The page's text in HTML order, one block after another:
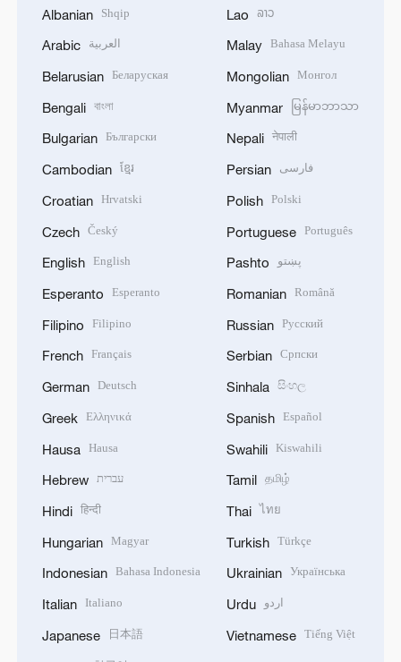
Albanian Shqip
Arabic العربية
Belarusian Беларуская
Bengali বাংলা
Bulgarian Български
Cambodian ខ្មែរ
Croatian Hrvatski
Czech Český
English English
Esperanto Esperanto
Filipino Filipino
French Français
German Deutsch
Greek Ελληνικά
Hausa Hausa
Hebrew עברית
Hindi हिन्दी
Hungarian Magyar
Indonesian Bahasa Indonesia
Italian Italiano
Japanese 日本語
Lao ລາວ
Malay Bahasa Melayu
Mongolian Монгол
Myanmar မြန်မာဘာသာ
Nepali नेपाली
Persian فارسی
Polish Polski
Portuguese Português
Pashto پښتو
Romanian Română
Russian Русский
Serbian Српски
Sinhala සිංහල
Spanish Español
Swahili Kiswahili
Tamil தமிழ்
Thai ไทย
Turkish Türkçe
Ukrainian Українська
Urdu اردو
Vietnamese Tiếng Việt